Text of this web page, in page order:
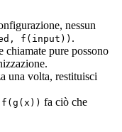
nessun
f(input)) .
pure possono
una volta, restituisci
f(g(x)) fa ciò che